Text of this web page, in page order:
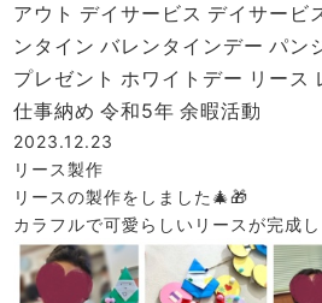
アウト デイサービス デイサービ
ンタイン バレンタインデー パン
プレゼント ホワイトデー リース
仕事納め 令和5年 余暇活動
2023.12.23
リース製作
リースの製作をしました🎄🎁
カラフルで可愛らしいリースが完成し